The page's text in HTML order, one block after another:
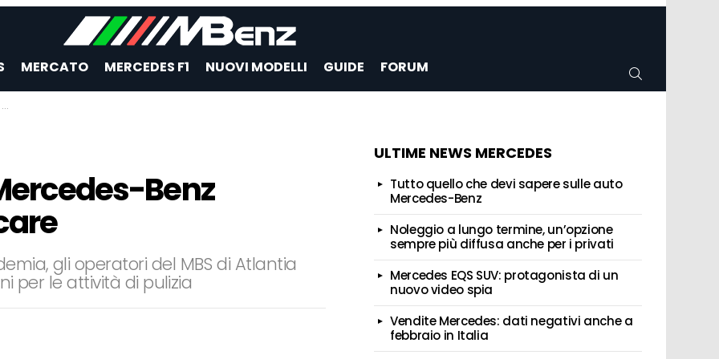
MERCATO MERCEDES F1 NUOVI MODELLI GUIDE FORUM
Benz
gli operatori del MBS di Atlantia
per le attività di pulizia
ULTIME NEWS MERCEDES
Tutto quello che devi sapere sulle auto
Mercedes-Benz
Noleggio a lungo termine, un’opzione
sempre più diffusa anche per i privati
Mercedes EQS SUV: protagonista di un
nuovo video spia
Vendite Mercedes: dati negativi anche a
febbraio in Italia